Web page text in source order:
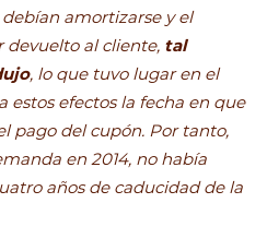
amortizarse y el
devuelto al cliente, tal
, lo que tuvo lugar en el
estos efectos la fecha en que
pago del cupón. Por tanto,
en 2014, no había
años de caducidad de la